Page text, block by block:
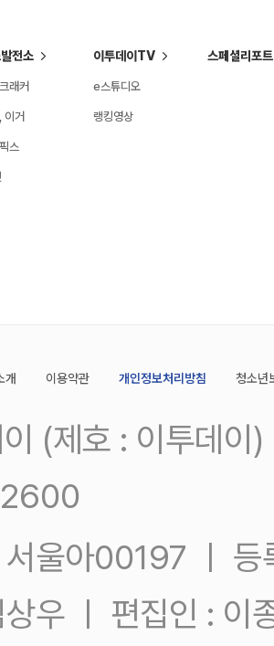
전소
래커
이거
스
이투데이TV
e스튜디오
랭킹영상
스페셜리포트
개 이용약관 개인정보처리방침 청소년
(제호 : 이투데
서울아00197 ㅣ
우 ㅣ 편집인 : 이